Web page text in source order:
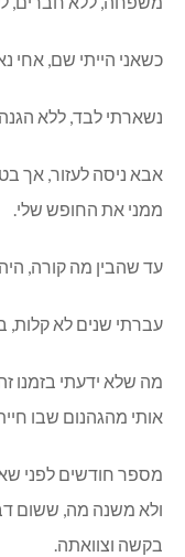
כשאני הייתי שם, אחי
נשארתי לבד, ללא
אבא ניסה לעזור, אך
ממני את החופש שלי.
עד שהבין מה קורה,
עברתי שנים לא קלות,
מה שלא ידעתי בזמנו
אותי מהגהנום שבו
מספר חודשים לפני
ולא משנה מה, ששום
בקשה וצוואתה.